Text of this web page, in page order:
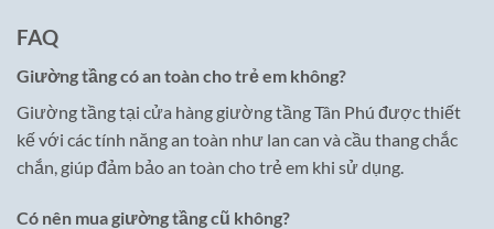
FAQ
Giường tầng có an toàn cho trẻ em không?
Giường tầng tại cửa hàng giường tầng Tân Phú được thiết
kế với các tính năng an toàn như lan can và cầu thang chắc
chắn, giúp đảm bảo an toàn cho trẻ em khi sử dụng.
Có nên mua giường tầng cũ không?